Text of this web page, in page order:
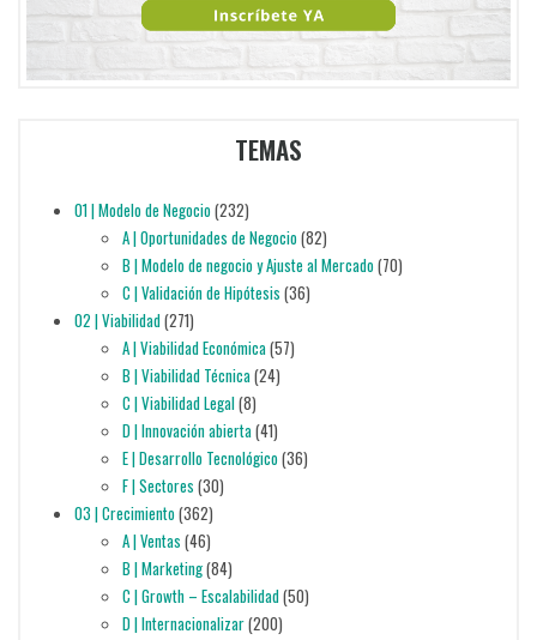
TEMAS
01 | Modelo de Negocio(232)
A | Oportunidades de Negocio(82)
B | Modelo de negocio y Ajuste al Mercado(70)
C | Validación de Hipótesis (36)
02 | Viabilidad(271)
A | Viabilidad Económica(57)
B | Viabilidad Técnica(24)
C | Viabilidad Legal(8)
D | Innovación abierta(41)
E | Desarrollo Tecnológico(36)
F | Sectores (30)
03 | Crecimiento(362)
A | Ventas (46)
B | Marketing(84)
C | Growth – Escalabilidad(50)
D | Internacionalizar(200)